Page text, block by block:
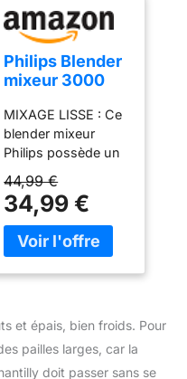
bureau, sport ou
voyage MIXAGE
PUISSANT : Ses 4
lames en acier
inoxydable et son
permettent des
résultats ultra
lisses, même avec
des ingrédients
durs comme les
glaçons ou les
fruits congelés
ÉLÉGANT ET
ROBUSTE : Son
au temps, est facile
à nettoyer, et
apporte une touche
Philips Blender
mixeur 3000
450W, 1,9L +
gourde
nomade, Noir
MIXAGE LISSE : Ce
blender mixeur
Philips possède un
pour des smoothies
onctueux en 45
secondes. Deux
vitesses, fonction
rapide et
homogène. TAILLE
FAMILIALE : Blender
44,99 €
34,99 €
et épais, bien froids. Pour
pailles larges, car la
doit passer sans se